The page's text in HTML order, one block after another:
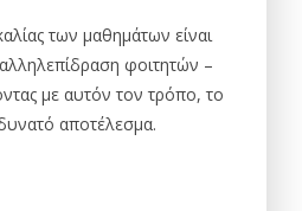
των μαθημάτων είναι
φοιτητών –
με αυτόν τον τρόπο, το
αποτέλεσμα.